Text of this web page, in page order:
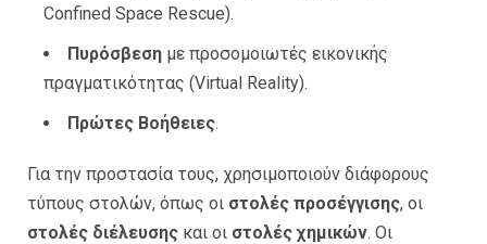
Confined Space Rescue).
Πυρόσβεση με προσομοιωτές εικονικής
πραγματικότητας (Virtual Reality).
Πρώτες Βοήθειες.
Για την προστασία τους, χρησιμοποιούν διάφορους
τύπους στολών, όπως οι στολές προσέγγισης, οι
στολές διέλευσης και οι στολές χημικών. Οι